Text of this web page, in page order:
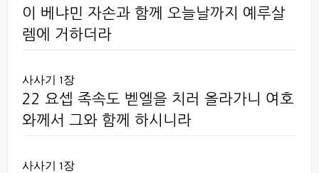
이 베냐민 자손과 함께 오늘날까지 예루살
렘에 거하더라
사사기 1장
22 요셉 족속도 벧엘을 치러 올라가니 여호
와께서 그와 함께 하시니라
사사기 1장